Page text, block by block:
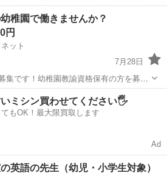
ん必見! 衛生士業務 メインテナンス・
・スケーリング・SRP 診療アシスタン
稚園で働きませんか？
円
ット
7月28日
集です！幼稚園教諭資格保有の方を募集
４～６時間程度） ・１４：００～１
いミシン買わせてください🖐️
もOK！最大限買取します
Ad
英語の先生（幼児・小学生対象）